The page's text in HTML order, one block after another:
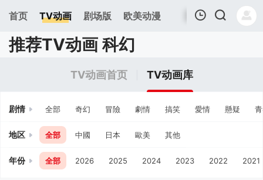
首页 TV动画 剧场版 欧美动漫
我的观影记录
推荐TV动画 科幻
TV动画首页 TV动画库
剧情 全部 奇幻 冒險 劇情 搞笑 愛情 懸疑
地区 全部 中國 日本 歐美 其他
年份 全部 2026 2025 2024 2023 2022 2021